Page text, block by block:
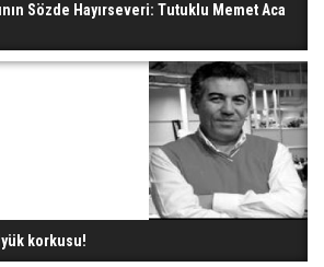
Sözde Hayırseveri: Tutuklu Memet Aca
korkusu!